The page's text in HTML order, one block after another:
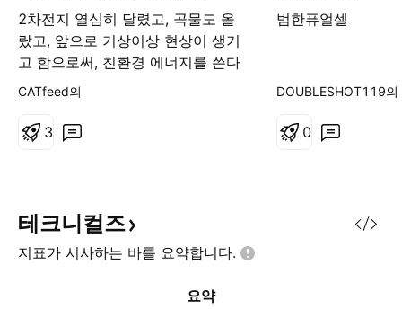
2차전지 열심히 달렸고, 곡물도 올
랐고, 앞으로 기상이상 현상이 생기
고 함으로써, 친환경 에너지를 쓴다
했을때, 수소분야도 효율적이지는
튜브를 봐서 찾아보게 되었지만, 자
회사가 이엠코리아 이다. 그렇다면
다양한 사업을 하더라도 수소부분이
부각된다면 오를수 있는 가능성이
어지고 , 하락을 길게 보았을때, 618
CATfeed의
3
범한퓨얼셀
DOUBLESHOT119의
0
테크니컬즈
지표가 시사하는 바를 요약합니다.
요약